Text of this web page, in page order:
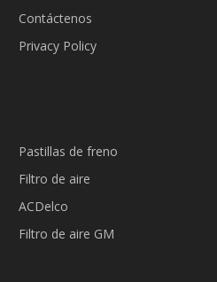
Contáctenos
Privacy Policy
Pastillas de freno
​Filtro de aire
ACDelco
Filtro de aire GM